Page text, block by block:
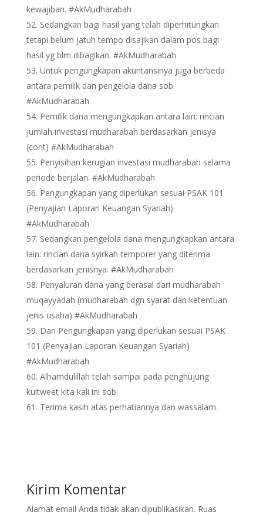
kewajiban. #AkMudharabah
Sedangkan bagi hasil yang telah diperhitungkan
tetapi belum jatuh tempo disajikan dalam pos bagi
hasil yg blm dibagikan. #AkMudharabah
Untuk pengungkapan akuntansinya juga berbeda
antara pemilik dan pengelola dana sob.
#AkMudharabah
Pemilik dana mengungkapkan antara lain: rincian
jumlah investasi mudharabah berdasarkan jenisya
(cont) #AkMudharabah
Penyisihan kerugian investasi mudharabah selama
periode berjalan. #AkMudharabah
Pengungkapan yang diperlukan sesuai PSAK 101
(Penyajian Laporan Keuangan Syariah)
#AkMudharabah
Sedangkan pengelola dana mengungkapkan antara
lain: rincian dana syirkah temporer yang diterima
berdasarkan jenisnya. #AkMudharabah
Penyaluran dana yang berasal dari mudharabah
muqayyadah (mudharabah dgn syarat dan ketentuan
jenis usaha) #AkMudharabah
Dan Pengungkapan yang diperlukan sesuai PSAK
101 (Penyajian Laporan Keuangan Syariah)
#AkMudharabah
Alhamdulillah telah sampai pada penghujung
kultweet kita kali ini sob.
Terima kasih atas perhatiannya dan wassalam.
Kirim Komentar
Alamat email Anda tidak akan dipublikasikan. Ruas